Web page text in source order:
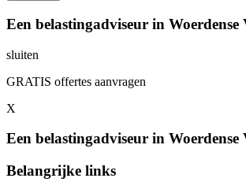
Een belastingadviseur in Woerdense
sluiten
GRATIS offertes aanvragen
X
Een belastingadviseur in
Belangrijke links